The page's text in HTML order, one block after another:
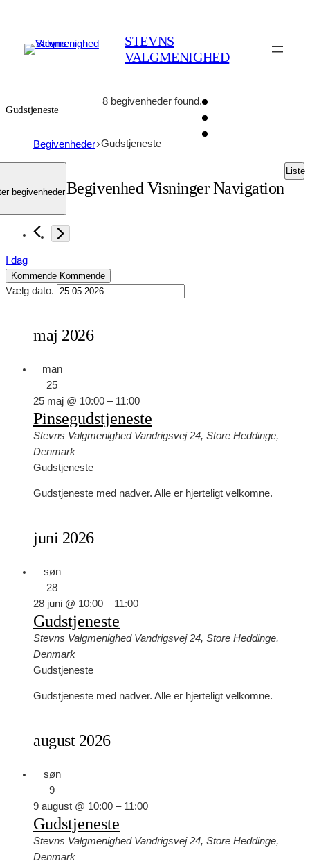
STEVNS
VALGMENIGHED
8 begivenheder found.
Gudstjeneste
Begivenheder Gudstjeneste
begivenhederBegivenhed Visninger Navigation
Liste
I dag
Kommende Kommende
Vælg dato.
maj 2026
man
25
Pinsegudstjeneste
25 maj @ 10:00 – 11:00
Stevns Valgmenighed Vandrigsvej 24, Store Heddinge,
Denmark
Gudstjeneste
Gudstjeneste med nadver. Alle er hjerteligt velkomne.
juni 2026
søn
28
Gudstjeneste
28 juni @ 10:00 – 11:00
Stevns Valgmenighed Vandrigsvej 24, Store Heddinge,
Denmark
Gudstjeneste
Gudstjeneste med nadver. Alle er hjerteligt velkomne.
august 2026
søn
9
Gudstjeneste
9 august @ 10:00 – 11:00
Stevns Valgmenighed Vandrigsvej 24, Store Heddinge,
Denmark